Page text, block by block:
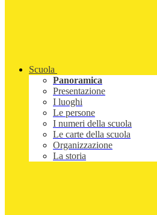
Scuola
Panoramica
Presentazione
I luoghi
Le persone
I numeri della scuola
Le carte della scuola
Organizzazione
La storia